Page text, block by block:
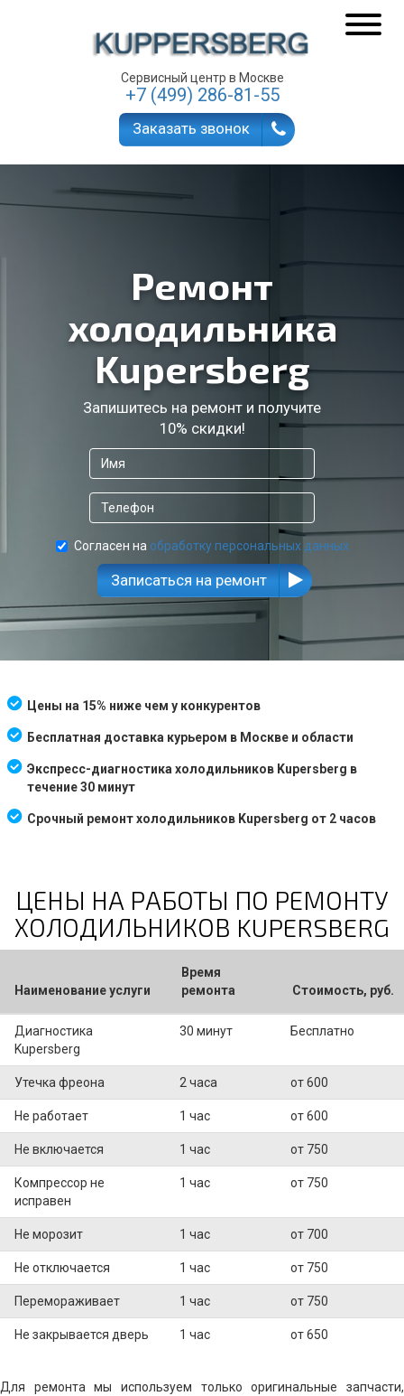
Сервисный центр в Москве
+7 (499) 286-81-55
Заказать звонок
Ремонт
холодильника
Kupersberg
Запишитесь на ремонт и получите
10% скидки!
Согласен на обработку персональных данных
Записаться на ремонт
Цены на 15% ниже чем у конкурентов
Бесплатная доставка курьером в Москве и области
Экспресс-диагностика холодильников Kupersberg в
течение 30 минут
Срочный ремонт холодильников Kupersberg от 2 часов
ЦЕНЫ НА РАБОТЫ ПО РЕМОНТУ
ХОЛОДИЛЬНИКОВ KUPERSBERG
Наименование услуги
Время
ремонта
Стоимость, руб.
Диагностика
Kupersberg
30 минут Бесплатно
Утечка фреона 2 часа от 600
Не работает 1 час от 600
Не включается 1 час от 750
Компрессор не
исправен
1 час от 750
Не морозит 1 час от 700
Не отключается 1 час от 750
Перемораживает 1 час от 750
Не закрывается дверь 1 час от 650
Для ремонта мы используем только оригинальные запчасти,